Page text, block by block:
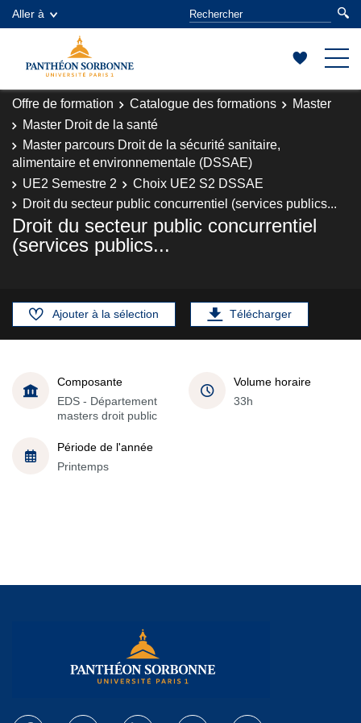
Aller à
Offre de formation Catalogue des formations
Master
Master Droit de la santé
Master parcours Droit de la sécurité sanitaire,
alimentaire et environnementale (DSSAE)
UE2 Semestre 2
Choix UE2 S2 DSSAE
Droit du secteur public concurrentiel (services publics...
Droit du secteur public concurrentiel
(services publics...
Ajouter à la sélection Télécharger
Composante
EDS - Département
masters droit public
Volume horaire
33h
Période de l'année
Printemps